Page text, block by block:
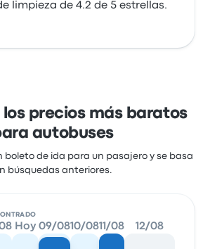
limpieza de 4.2 de 5 estrellas.
los precios más baratos
autobuses
boleto de ida para un pasajero y se basa
búsquedas anteriores.
Hoy 09/0810/0811/08 12/08